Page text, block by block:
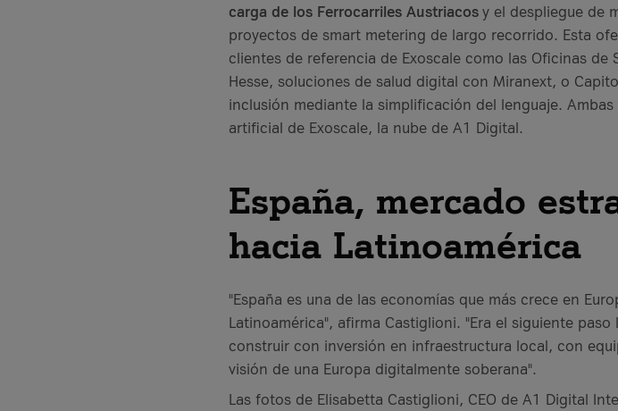
carga de los Ferrocarriles Austriacosy el despliegue de
proyectos de smart metering de largo recorrido. Esta
clientes de referencia de Exoscale como las Oficinas
Hesse, soluciones de salud digital con Miranext, o
inclusión mediante la simplificación del lenguaje.
artificial de Exoscale, la nube de A1 Digital.
España, mercado
hacia Latinoamérica
"España es una de las economías que más crece en
Latinoamérica", afirma Castiglioni. "Era el siguiente
construir con inversión en infraestructura local, con
visión de una Europa digitalmente soberana".
Las fotos de Elisabetta Castiglioni, CEO de A1 Digital